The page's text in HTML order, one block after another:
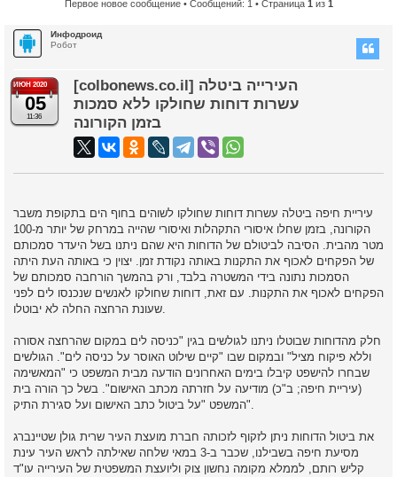
Первое новое сообщение• Сообщений: 1 • Страница 1 из 1
Инфодроид
Робот
ИЮН 2020
05
11:36
[colbonews.co.il] העירייה ביטלה
עשרות דוחות שחולקו ללא סמכות
בזמן הקורונה
עיריית חיפה ביטלה עשרות דוחות שחולקו לשוהים בחוף הים בתקופת משבר
הקורונה, בזמן שחלו איסורי התקהלות ואיסורי שהייה במרחק של יותר מ-100
מטר מהבית. הסיבה לביטולם של הדוחות היא שהם ניתנו בשל היעדר סמכותם
של הפקחים לאכוף את התקנות באותה נקודת זמן. יצוין כי באותה העת היתה
הסמכות נתונה בידי המשטרה בלבד, ורק בהמשך הורחבה סמכותם של
הפקחים לאכוף את התקנות. עם זאת, דוחות שחולקו לאנשים שנכנסו לים לפני
שעונת הרחצה החלה לא יבוטלו.
חלק מהדוחות שבוטלו ניתנו לגולשים בגין "כניסה לים במקום שהרחצה אסורה
וללא פיקוח מציל" ובמקום שבו "קיים שילוט האוסר על כניסה לים". הגולשים
שבחרו להישפט קיבלו בימים האחרונים הודעה מבית המשפט כי "המאשימה
(עיריית חיפה; ב"כ) מודיעה על חזרתה מכתב האישום". בשל כך הורה בית
המשפט "על ביטול כתב האישום ועל סגירת התיק".
את ביטול הדוחות ניתן לזקוף לזכותה חברת מועצת העיר שרית גולן שטיינברג
מסיעת חיפה בשבילנו, שכבר ב-3 במאי שלחה שאילתה לראש העיר עינת
קליש רותם, לממלא מקומה נחשון צוק וליועצת המשפטית של העירייה עו"ד